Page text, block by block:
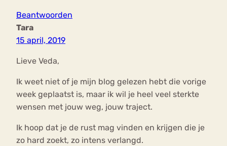
Beantwoorden
Tara
15 april, 2019
Lieve Veda,
Ik weet niet of je mijn blog gelezen hebt die vorige
week geplaatst is, maar ik wil je heel veel sterkte
wensen met jouw weg, jouw traject.
Ik hoop dat je de rust mag vinden en krijgen die je
zo hard zoekt, zo intens verlangd.